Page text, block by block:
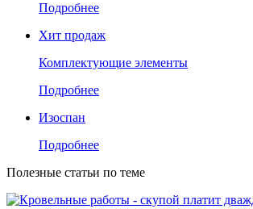
Подробнее
Хит продаж
Комплектующие элементы
Подробнее
Изоспан
Подробнее
Полезные статьи по теме